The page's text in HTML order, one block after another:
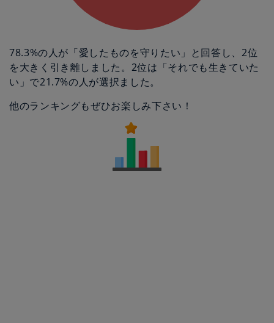
78.3%の人が「愛したものを守りたい」と回答し、2位
を大きく引き離しました。2位は「それでも生きていた
い」で21.7%の人が選択ました。
他のランキングもぜひお楽しみ下さい！